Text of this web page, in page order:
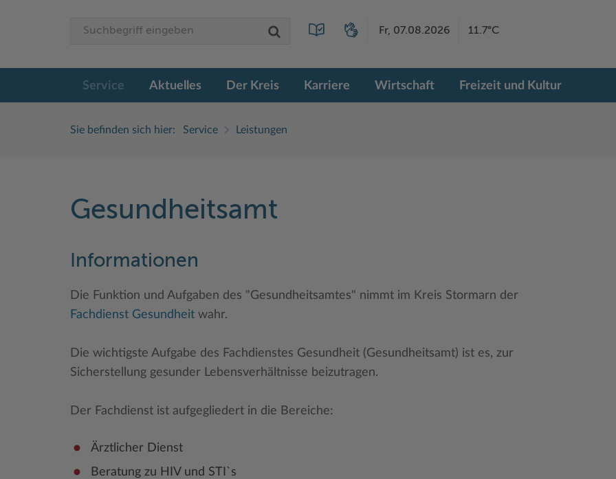
Fr, 07.08.2026 11.7°C
Service Aktuelles Der Kreis Karriere Wirtschaft Freizeit und Kultur
Sie befinden sich hier: Service Leistungen
Gesundheitsamt
Informationen
Die Funktion und Aufgaben des "Gesundheitsamtes" nimmt im Kreis Stormarn der
Fachdienst Gesundheit wahr.
Die wichtigste Aufgabe des Fachdienstes Gesundheit (Gesundheitsamt) ist es, zur
Sicherstellung gesunder Lebensverhältnisse beizutragen.
Der Fachdienst ist aufgegliedert in die Bereiche:
Ärztlicher Dienst
Beratung zu HIV und STI`s